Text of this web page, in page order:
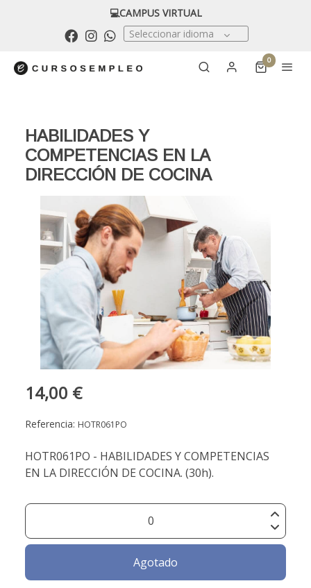
💻CAMPUS VIRTUAL
Seleccionar idioma
0
HABILIDADES Y
COMPETENCIAS EN LA
DIRECCIÓN DE COCINA
14,00 €
Referencia: HOTR061PO
HOTR061PO - HABILIDADES Y COMPETENCIAS
EN LA DIRECCIÓN DE COCINA. (30h).
Agotado